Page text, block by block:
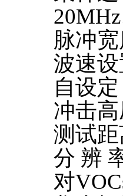
20MHz
脉冲
波速
自设定
冲击
测试
分 辨
对